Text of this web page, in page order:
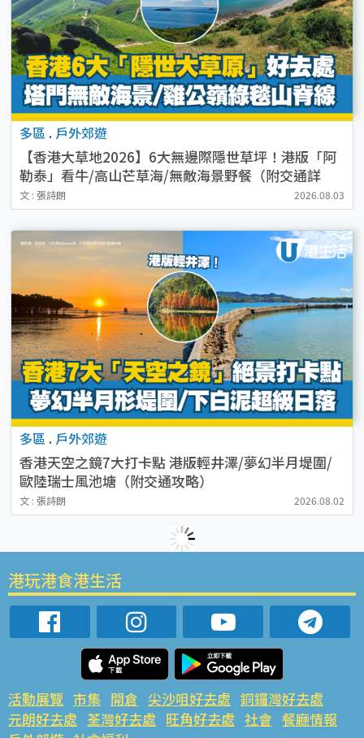
多區 . 戶外郊遊
【香港大草地2026】6大無邊際隱世草坪！港版「阿
勒泰」看牛/高山芒草海/無敵海景野餐（附交通詳
情）
文 : 張詩朗 2026.08.03
多區 . 戶外郊遊
香港天空之鏡7大打卡點 港版輕井澤/夢幻半月堤圍/
歐陸瑞士風池塘（附交通攻略）
文 : 張詩朗 2026.08.02
港玩港食港生活
活動展覽 市集 開倉 尖沙咀好去處 銅鑼灣好去處
元朗好去處 荃灣好去處 旺角好去處 社會 餐廳情報